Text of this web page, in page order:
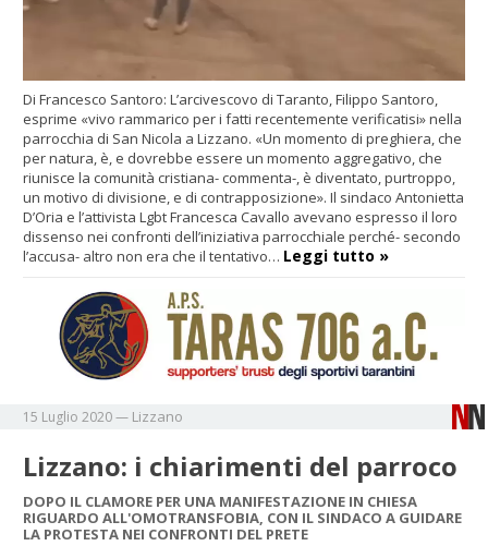
Di Francesco Santoro: L’arcivescovo di Taranto, Filippo Santoro,
esprime «vivo rammarico per i fatti recentemente verificatisi» nella
parrocchia di San Nicola a Lizzano. «Un momento di preghiera, che
per natura, è, e dovrebbe essere un momento aggregativo, che
riunisce la comunità cristiana- commenta-, è diventato, purtroppo,
un motivo di divisione, e di contrapposizione». Il sindaco Antonietta
D’Oria e l’attivista Lgbt Francesca Cavallo avevano espresso il loro
dissenso nei confronti dell’iniziativa parrocchiale perché- secondo
l’accusa- altro non era che il tentativo… Leggi tutto »
15 Luglio 2020— Lizzano
Lizzano: i chiarimenti del parroco
DOPO IL CLAMORE PER UNA MANIFESTAZIONE IN CHIESA
RIGUARDO ALL'OMOTRANSFOBIA, CON IL SINDACO A GUIDARE
LA PROTESTA NEI CONFRONTI DEL PRETE